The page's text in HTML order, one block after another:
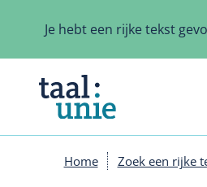
inhoud
Je hebt een rijke tekst
Home Zoek een rijke